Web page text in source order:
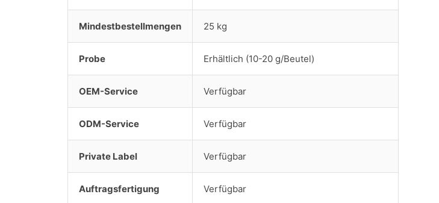
Mindestbestellmengen 25 kg
Probe Erhältlich (10-20 g/Beutel)
OEM-Service Verfügbar
ODM-Service Verfügbar
Private Label Verfügbar
Auftragsfertigung Verfügbar